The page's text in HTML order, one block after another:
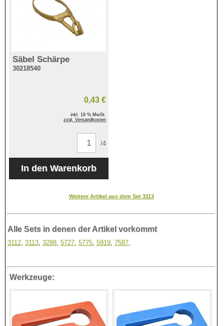
Säbel Schärpe
30218540
0,43 €
inkl. 19 % MwSt.
zzgl. Versandkosten
/4
Weitere Artikel aus dem Set 3113
Alle Sets in denen der Artikel vorkommt
3112 3113 3288 5727 5775 5919 7587
Werkzeuge: